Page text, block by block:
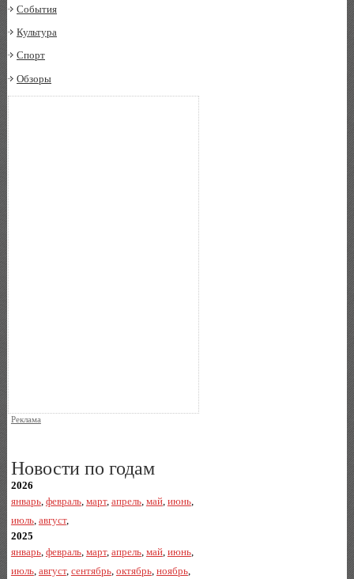
События
Культура
Спорт
Обзоры
Реклама
Новости по годам
2026
январь, февраль, март, апрель, май, июнь,
июль, август,
2025
январь, февраль, март, апрель, май, июнь,
июль, август, сентябрь, октябрь, ноябрь,